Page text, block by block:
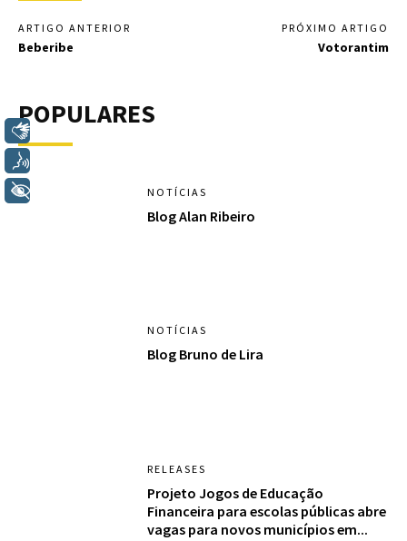
ARTIGO ANTERIOR
Beberibe
PRÓXIMO ARTIGO
Votorantim
POPULARES
NOTÍCIAS
Blog Alan Ribeiro
NOTÍCIAS
Blog Bruno de Lira
RELEASES
Projeto Jogos de Educação
Financeira para escolas públicas abre
vagas para novos municípios em...
+ Acessibilidade